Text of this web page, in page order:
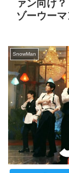
ァン向け
ゾーウー
SnowMan